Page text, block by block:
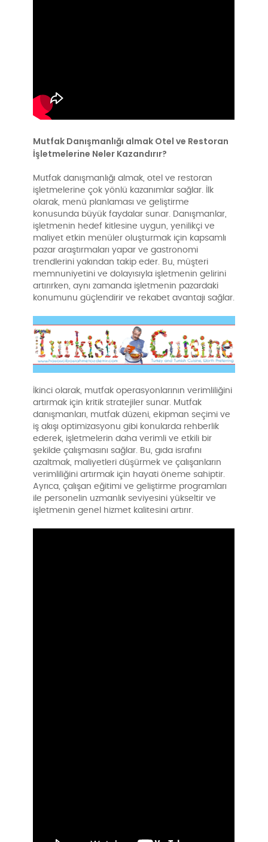
Mutfak Danışmanlığı almak Otel ve Restoran
İşletmelerine Neler Kazandırır?
Mutfak danışmanlığı almak, otel ve restoran
işletmelerine çok yönlü kazanımlar sağlar. İlk
olarak, menü planlaması ve geliştirme
konusunda büyük faydalar sunar. Danışmanlar,
işletmenin hedef kitlesine uygun, yenilikçi ve
maliyet etkin menüler oluşturmak için kapsamlı
pazar araştırmaları yapar ve gastronomi
trendlerini yakından takip eder. Bu, müşteri
memnuniyetini ve dolayısıyla işletmenin gelirini
artırırken, aynı zamanda işletmenin pazardaki
konumunu güçlendirir ve rekabet avantajı sağlar.
İkinci olarak, mutfak operasyonlarının verimliliğini
artırmak için kritik stratejiler sunar. Mutfak
danışmanları, mutfak düzeni, ekipman seçimi ve
iş akışı optimizasyonu gibi konularda rehberlik
ederek, işletmelerin daha verimli ve etkili bir
şekilde çalışmasını sağlar. Bu, gıda israfını
azaltmak, maliyetleri düşürmek ve çalışanların
verimliliğini artırmak için hayati öneme sahiptir.
Ayrıca, çalışan eğitimi ve geliştirme programları
ile personelin uzmanlık seviyesini yükseltir ve
işletmenin genel hizmet kalitesini artırır.